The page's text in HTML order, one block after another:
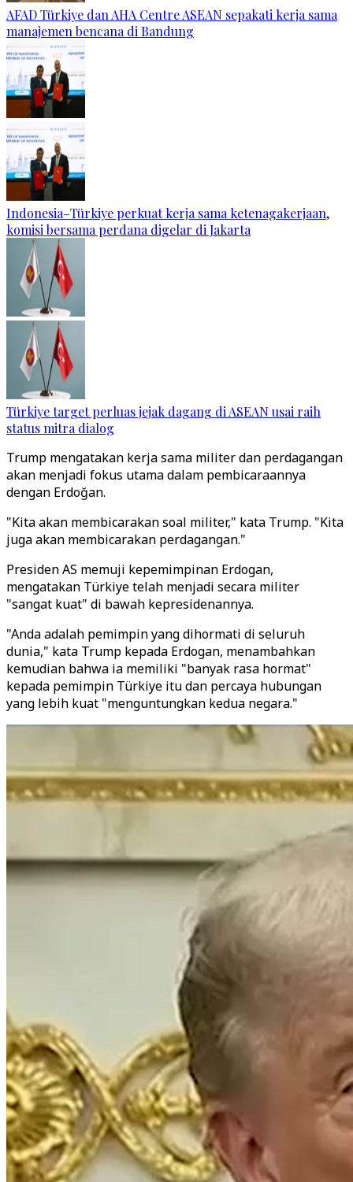
AFAD Türkiye dan AHA Centre ASEAN sepakati kerja sama
manajemen bencana di Bandung
Indonesia–Türkiye perkuat kerja sama ketenagakerjaan,
komisi bersama perdana digelar di Jakarta
Türkiye target perluas jejak dagang di ASEAN usai raih
status mitra dialog
Trump mengatakan kerja sama militer dan perdagangan
akan menjadi fokus utama dalam pembicaraannya
dengan Erdoğan.
"Kita akan membicarakan soal militer," kata Trump. "Kita
juga akan membicarakan perdagangan."
Presiden AS memuji kepemimpinan Erdogan,
mengatakan Türkiye telah menjadi secara militer
"sangat kuat" di bawah kepresidenannya.
"Anda adalah pemimpin yang dihormati di seluruh
dunia," kata Trump kepada Erdogan, menambahkan
kemudian bahwa ia memiliki "banyak rasa hormat"
kepada pemimpin Türkiye itu dan percaya hubungan
yang lebih kuat "menguntungkan kedua negara."